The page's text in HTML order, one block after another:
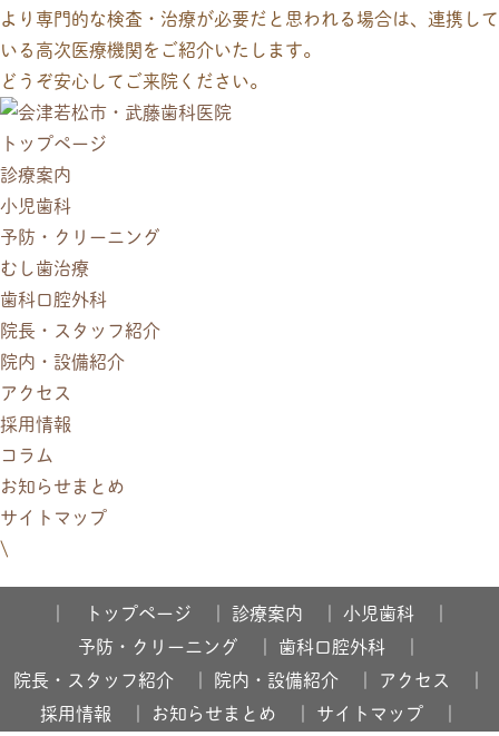
より専門的な検査・治療が必要だと思われる場合は、連携して
いる高次医療機関をご紹介いたします。
どうぞ安心してご来院ください。
トップページ
診療案内
小児歯科
予防・クリーニング
むし歯治療
歯科口腔外科
院長・スタッフ紹介
院内・設備紹介
アクセス
採用情報
コラム
お知らせまとめ
サイトマップ
\
｜ トップページ ｜ 診療案内 ｜ 小児歯科 ｜
予防・クリーニング ｜ 歯科口腔外科 ｜
院長・スタッフ紹介 ｜ 院内・設備紹介 ｜ アクセス ｜
採用情報 ｜ お知らせまとめ ｜ サイトマップ ｜